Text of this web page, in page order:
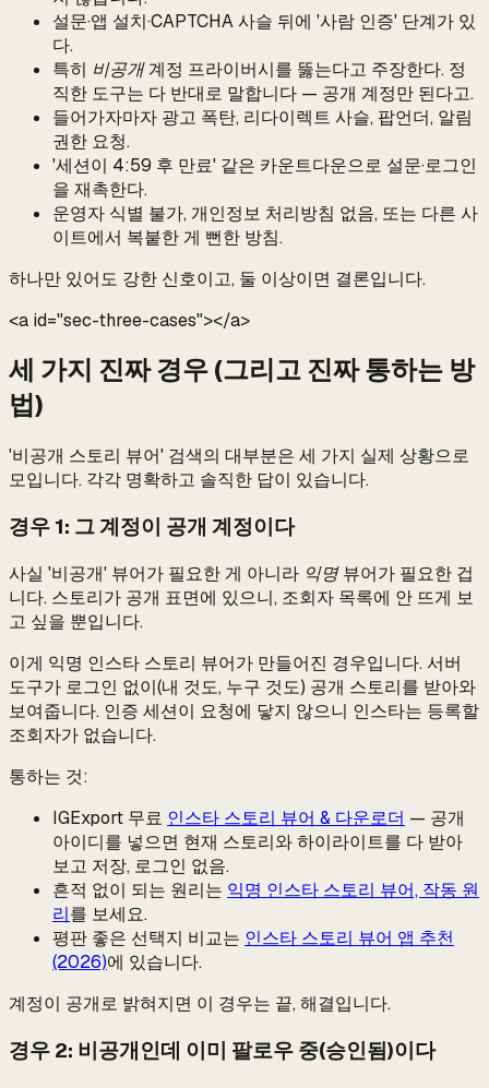
설문·앱 설치·CAPTCHA 사슬 뒤에 '사람 인증' 단계가 있
다.
특히 비공개계정 프라이버시를 뚫는다고 주장한다. 정
직한 도구는 다 반대로 말합니다 — 공개 계정만 된다고.
들어가자마자 광고 폭탄, 리다이렉트 사슬, 팝언더, 알림
권한 요청.
'세션이 4:59 후 만료' 같은 카운트다운으로 설문·로그인
을 재촉한다.
운영자 식별 불가, 개인정보 처리방침 없음, 또는 다른 사
이트에서 복붙한 게 뻔한 방침.
하나만 있어도 강한 신호이고, 둘 이상이면 결론입니다.
<a id="sec-three-cases"></a>
세 가지 진짜 경우 (그리고 진짜 통하는 방
법)
'비공개 스토리 뷰어' 검색의 대부분은 세 가지 실제 상황으로
모입니다. 각각 명확하고 솔직한 답이 있습니다.
경우 1: 그 계정이 공개 계정이다
사실 '비공개' 뷰어가 필요한 게 아니라 익명뷰어가 필요한 겁
니다. 스토리가 공개 표면에 있으니, 조회자 목록에 안 뜨게 보
고 싶을 뿐입니다.
이게 익명 인스타 스토리 뷰어가 만들어진 경우입니다. 서버
도구가 로그인 없이(내 것도, 누구 것도) 공개 스토리를 받아와
보여줍니다. 인증 세션이 요청에 닿지 않으니 인스타는 등록할
조회자가 없습니다.
통하는 것:
IGExport 무료 인스타 스토리 뷰어 & 다운로더 — 공개
아이디를 넣으면 현재 스토리와 하이라이트를 다 받아
보고 저장, 로그인 없음.
흔적 없이 되는 원리는 익명 인스타 스토리 뷰어, 작동 원
리를 보세요.
평판 좋은 선택지 비교는 인스타 스토리 뷰어 앱 추천
(2026)에 있습니다.
계정이 공개로 밝혀지면 이 경우는 끝, 해결입니다.
경우 2: 비공개인데 이미 팔로우 중(승인됨)이다